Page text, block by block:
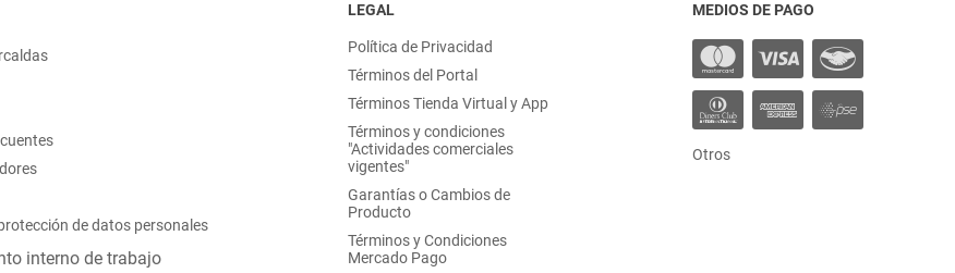
de datos personales
interno de trabajo
LEGAL
Política de Privacidad
Términos del Portal
Términos Tienda Virtual y App
Términos y condiciones
"Actividades comerciales
vigentes"
Garantías o Cambios de
Producto
Términos y Condiciones
Mercado Pago
MEDIOS DE PAGO
Otros